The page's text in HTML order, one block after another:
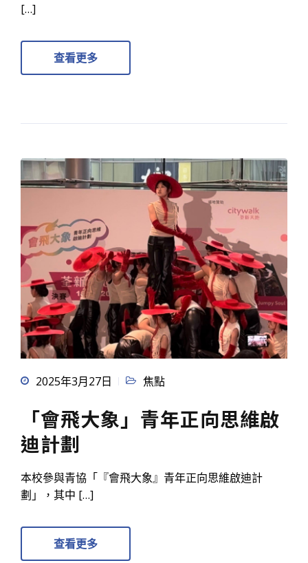
[…]
查看更多
2025年3月27日 焦點
「會飛大象」青年正向思維啟
迪計劃
本校參與青協「『會飛大象』青年正向思維啟迪計
劃」，其中 […]
查看更多